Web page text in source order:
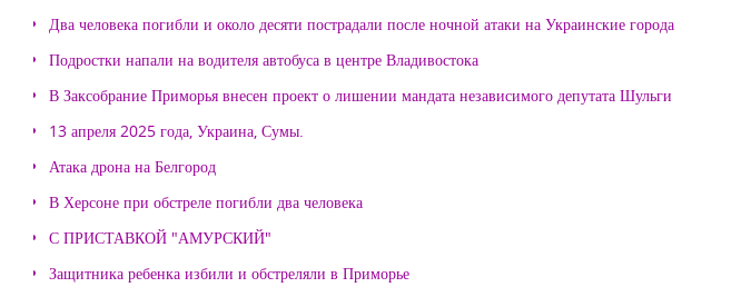
Два человека погибли и около десяти пострадали после ночной атаки на Украинские города
Подростки напали на водителя автобуса в центре Владивостока
В Заксобрание Приморья внесен проект о лишении мандата независимого депутата Шульги
13 апреля 2025 года, Украина, Сумы.
Атака дрона на Белгород
В Херсоне при обстреле погибли два человека
С ПРИСТАВКОЙ "АМУРСКИЙ"
Защитника ребенка избили и обстреляли в Приморье